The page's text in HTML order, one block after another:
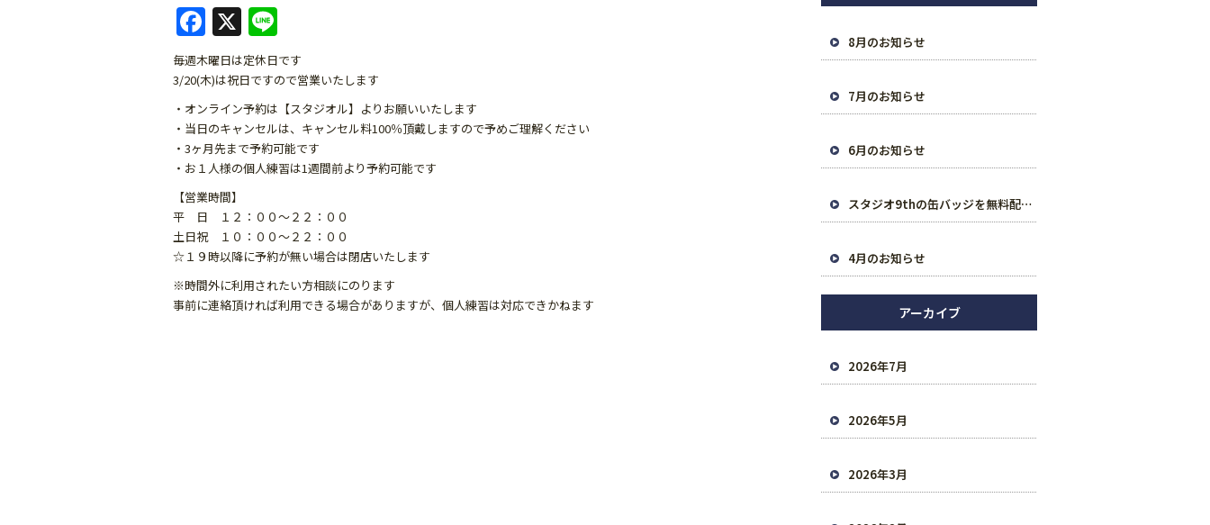
F
a
c
e
b
o
o
k
X
n
e
毎週木曜日は定休日です
3/20(木)は祝日ですので営業いたします
・オンライン予約は【スタジオル】よりお願いいたします
・当日のキャンセルは、キャンセル料100％頂戴しますので予めご理解ください
・3ヶ月先まで予約可能です
・お１人様の個人練習は1週間前より予約可能です
【営業時間】
平 日 １２：００～２２：００
土日祝 １０：００～２２：００
☆１９時以降に予約が無い場合は閉店いたします
※時間外に利用されたい方相談にのります
事前に連絡頂ければ利用できる場合がありますが、個人練習は対応できかねます
8月のお知らせ
7月のお知らせ
6月のお知らせ
スタジオ9thの缶バッジを無料配布中です
4月のお知らせ
アーカイブ
2026年7月
2026年5月
2026年3月